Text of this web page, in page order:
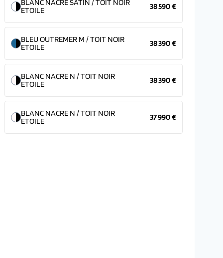
BLANC NACRE SATIN / TOIT NOIR
ETOILE
38 590 €
BLEU OUTREMER M / TOIT NOIR
ETOILE
38 390 €
BLANC NACRE N / TOIT NOIR
ETOILE
38 390 €
BLANC NACRE N / TOIT NOIR
ETOILE
37 990 €